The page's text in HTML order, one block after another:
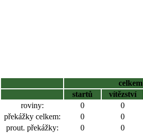
celkem
startů
vítězství
roviny:
0 0
překážky celkem:
0 0
prout. překážky:
0 0